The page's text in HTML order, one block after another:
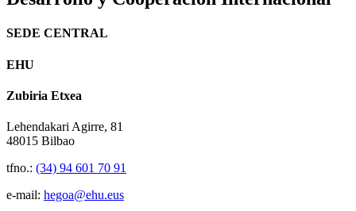
SEDE CENTRAL
EHU
Zubiria Etxea
Lehendakari Agirre, 81
48015 Bilbao
tfno.: (34) 94 601 70 91
e-mail: hegoa@ehu.eus